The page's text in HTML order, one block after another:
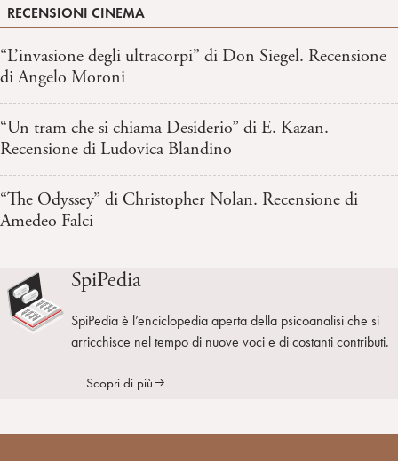
RECENSIONI CINEMA
“L’invasione degli ultracorpi” di Don Siegel. Recensione
di Angelo Moroni
“Un tram che si chiama Desiderio” di E. Kazan.
Recensione di Ludovica Blandino
“The Odyssey” di Christopher Nolan. Recensione di
Amedeo Falci
SpiPedia
SpiPedia è l’enciclopedia aperta della psicoanalisi che si
arricchisce nel tempo di nuove voci e di costanti contributi.
Scopri di più